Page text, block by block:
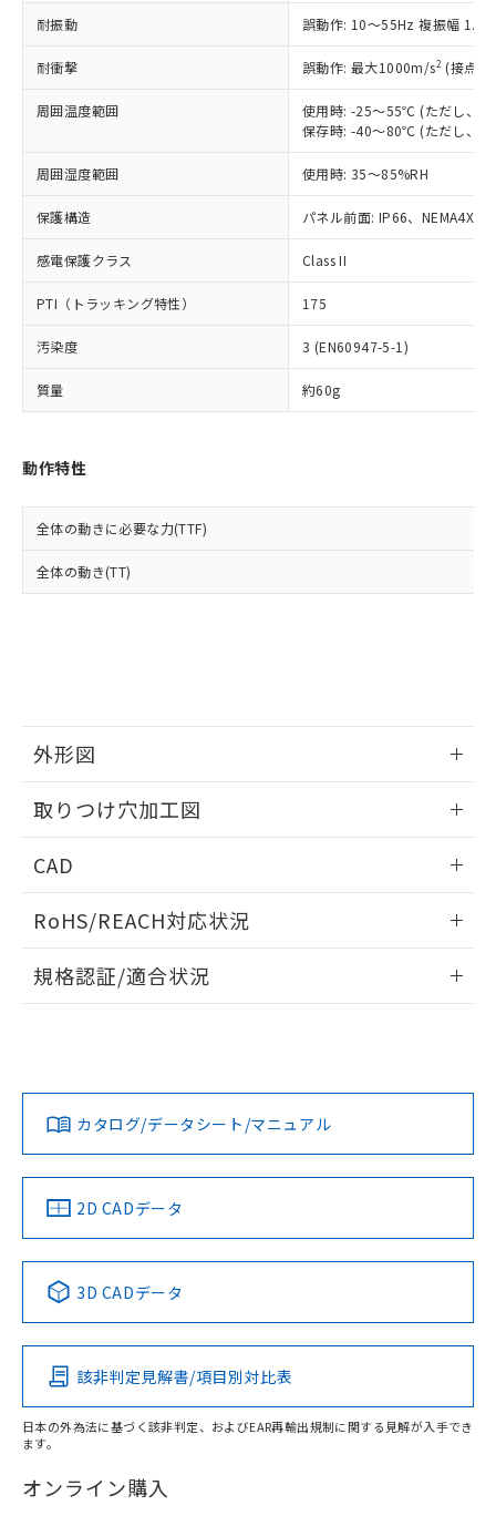
耐振動 誤動作: 10～55Hz 複振幅
耐衝撃 誤動作: 最大1000m/s2 (接点
周囲温度範囲
使用時: -25～55℃ (ただし、氷
保存時: -40～80℃ (ただし、氷
周囲湿度範囲 使用時: 35～85%RH
保護構造 パネル前面: IP66、NEMA4X,
感電保護クラス Class II
PTI（トラッキング特性） 175
汚染度 3 (EN60947-5-1)
質量 約60g
動作特性
全体の動きに必要な力(TTF)
全体の動き(TT)
外形図
取りつけ穴加工図
CAD
ドすることができます。
ログイン/会員登録
ダウンロードデータをご利用いただく前に、以下を必ずお読
みください。
ソフトウェアの使用条件
RoHS/REACH対応状況
EU RoHS 注意事項・凡例
対応済み
中国 RoHS 注意事項・凡例
Pb Hg Cd Cr(VI)
O
在庫等で未対応品が混在する可能性があります。
規格認証/適合状況
LR型式承認
（イギリス
船舶規格）
DNV型式承認
（ノルウェー
BV型式承認
（フランス
KR型式
（韓国
No No No No
この製品の規格認証/適合状況ページへ
その他の認証はこちらのページからご検索ください
カタログ/データシート/マニュアル
2D CADデータ
3D CADデータ
該非判定見解書/項目別対比表
日本の外為法に基づく該非判定、およびEAR再輸出規制に関する見解が入手でき
ます。
オンライン購入
記載している更新日時点での社内デー
タに基づき作成されるものであり、閲
覧された時点での実際の在庫および標
準価格とは異なる場合があることをご
正式な納期状況および標準価格はお客
様のお取引先、またはお客様担当のオ
ムロン制御機器販売店・当社販売員に
オムロン制御機器販売店や当社販売拠
販売ネットワーク
」をご確認
ください。
在庫状況および標準価格結果を当社の
事前の承諾なく第三者に漏洩または開
示しないようお願いします。
マイパーツ機能（部品リスト作成サー
ビス）をご利用いただくには、I-Web
メンバーズにご登録されている必要が
および当社の共同利用者が、当社の製
品・サービスに関するお客様との取
をご了承ください。
※当社の共同利用者とは、"個人情報
鉛(Pb) 1000ppm以下、 水銀(Hg) 1000ppm以下、 カド
六価クロム(Cr(Ⅵ)) 1000ppm以下、ポリ臭化ビフェニル
類(PBB) 1000ppm以下、ポリ臭化ジフェニルエーテル類
(PBDE) 1000ppm以下、フタル酸ビス(2-エチルヘキシ
ル) (DEHP)(別名：DOP) 1000ppm以下、フタル酸ブチ
ルベンジル（BBP） 1000ppm以下、フタル酸ジブチル
（DBP） 1000ppm以下、フタル酸ジイソブチル
(DIBP) 1000ppm以下
但し、RoHS指令で産業用監視および制御機器に対する
適用除外項目は除く。
フタル酸エステル類の４物質については閾値を超える意
図的な使用がないことを確認しています。
※2 対応予定月
部品在庫の切り替え状況などにより、予定
月が前後することがあります。
下記の非含有証明書をダウンロードするこ
とができます。
EU RoHS指令（10物質）の非含有証明書
物質の対応では、対応完了までの期間は出
荷製品に未対応品が混在することから備考
既に当社にて対応品への在庫切替を完了
していることから、特段のことがない限
り、2022年1月12日より割愛しておりま
*中国RoHS10物質の基準値 (GB/T26572)：
Pb(鉛) :1000ppm、 Hg(水銀) : 1000ppm、 Cd(カドミウ
Cr(Ⅵ)(六価クロム) : 1000ppm、 PBBs(ポリ臭化ビフェ
ニル類) : 1000ppm、 PBDEs(ポリ臭化ジフェニルエーテ
ル) : 1000ppm、
DEHP(フタル酸ビス(2-エチルヘキシル)) : 1000ppm
※2 環境保護使用期限
「ｅ」：有害物質（10物質）のすべてが基
準値以下であることを示します。
「10」：通常の使用状況下において有害物
質が外部に漏えいし、環境に深刻な影響を
及ぼさない年数を意味します。
（以下｢規制貨物等」という）を輸出
または国外への提供する場合は、日本
国政府の輸出許可(または役務取引許
可)を取得するなどの必要な手続きを
当社は規制貨物を破棄する場合は、完
全に破砕するなど、違法に輸出されな
いよう必要な手段を講じます。
当社は貴社製品を、核兵器、ミサイ
ル、化学兵器、生物兵器またはその他
武器並びにこれらの製造装置等に一切
使用いたしません。
当社は、貴社製品を第三者に販売する
場合は、上記1、2および3の内容を当
該第三者に通知します。また当社は、
販売先および販売に係わる関係者が違
法に輸出するおそれがある場合は、取
り引きをいたしません。
○ 一定数以上の在庫あり
△ 一定数には満たないが在庫あり
在庫なし(最新の在庫状況につ
いては、お客様のお取引先、ま
たはお客様担当のオムロン制御
機器販売店・当社販売員にご確
認ください)
受注生産機種、また在庫状況の
情報を公開していない機種